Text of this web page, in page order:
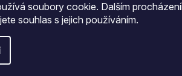
soubory cookie. Dalším
souhlas s jejich používáním.